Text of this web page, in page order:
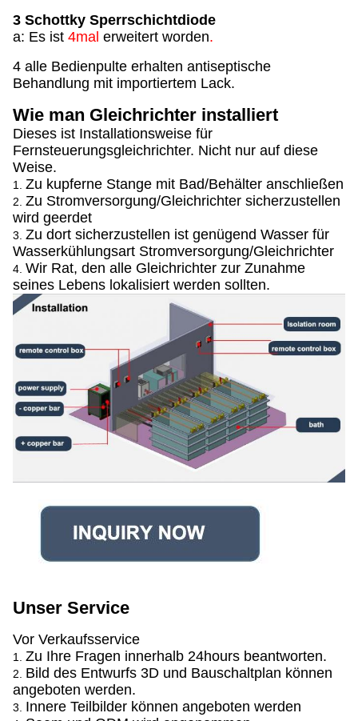
3 Schottky Sperrschichtdiode
a: Es ist 4mal erweitert worden.
4 alle Bedienpulte erhalten antiseptische
Behandlung mit importiertem Lack.
Wie man Gleichrichter installiert
Dieses ist Installationsweise für
Fernsteuerungsgleichrichter. Nicht nur auf diese
Weise.
1. Zu kupferne Stange mit Bad/Behälter anschließen
2. Zu Stromversorgung/Gleichrichter sicherzustellen
wird geerdet
3. Zu dort sicherzustellen ist genügend Wasser für
Wasserkühlungsart Stromversorgung/Gleichrichter
4. Wir Rat, den alle Gleichrichter zur Zunahme
seines Lebens lokalisiert werden sollten.
Unser Service
Vor Verkaufsservice
1. Zu Ihre Fragen innerhalb 24hours beantworten.
2. Bild des Entwurfs 3D und Bauschaltplan können
angeboten werden.
3. Innere Teilbilder können angeboten werden